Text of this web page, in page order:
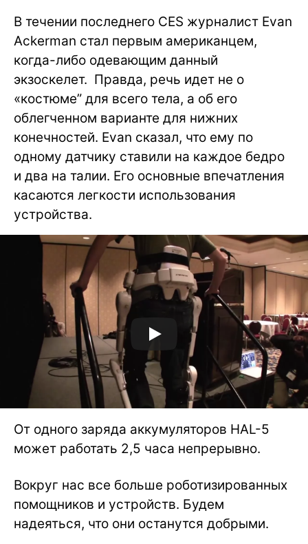
В течении последнего CES журналист Evan
Ackerman стал первым американцем,
когда-либо одевающим данный
экзоскелет. Правда, речь идет не о
«костюме” для всего тела, а об его
облегченном варианте для нижних
конечностей. Evan сказал, что ему по
одному датчику ставили на каждое бедро
и два на талии. Его основные впечатления
касаются легкости использования
устройства.
От одного заряда аккумуляторов HAL-5
может работать 2,5 часа непрерывно.
Вокруг нас все больше роботизированных
помощников и устройств. Будем
надеяться, что они останутся добрыми.